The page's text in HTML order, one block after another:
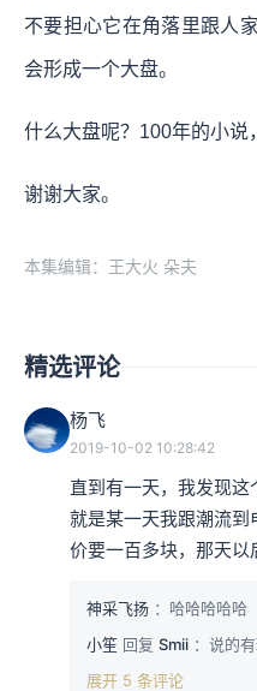
不要担心它在角落里跟人
会形成一个大盘。
什么大盘呢？100年的小说
谢谢大家。
本集编辑：王大火 朵夫
精选评论
杨飞
2019-10-02 10:28:42
直到有一天，我发现这
就是某一天我跟潮流
价要一百多块，那天
神采飞扬 ：哈哈哈哈哈
小笙 回复 Smii ：说的有
展开 5 条评论